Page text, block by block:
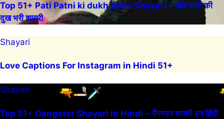
Top 51+ Pati Patni ki dukh bhari Shayari – पति पत्नी की
दुख भरी शायरी
Shayari
Love Captions For Instagram in Hindi 51+
Shayari
Top 51+ Gangster Shayari In Hindi – गैंगस्टर शायरी इन हिंदी